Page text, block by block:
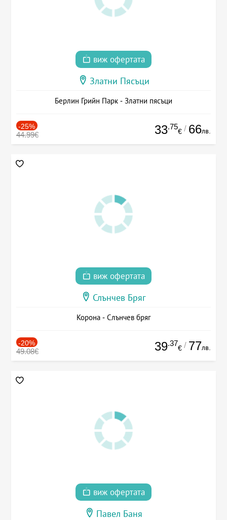
виж офертата
Златни Пясъци
Берлин Грийн Парк - Златни пясъци
-25%
44.99€ 33.75
€ / 66лв.
виж офертата
Слънчев Бряг
Корона - Слънчев бряг
-20%
49.08€ 39.37
€ / 77лв.
виж офертата
Павел Баня